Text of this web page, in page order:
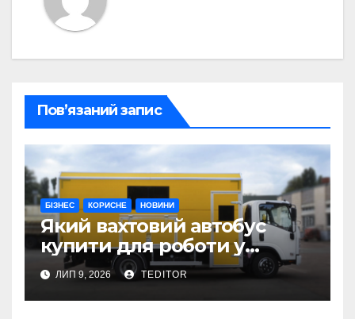
Пов’язаний запис
БІЗНЕС КОРИСНЕ НОВИНИ
Який вахтовий автобус
купити для роботи у
складних умовах
експлуатації?
ЛИП 9, 2026 TEDITOR